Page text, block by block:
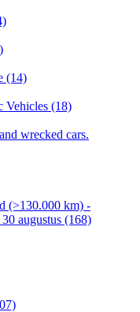
(14)
Vehicles (18)
wrecked cars.
(>130.000 km) -
augustus (168)